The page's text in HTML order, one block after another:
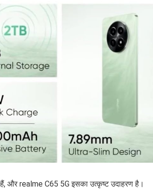
हैं, और realme C65 5G इसका उत्कृष्ट उदाहरण है।